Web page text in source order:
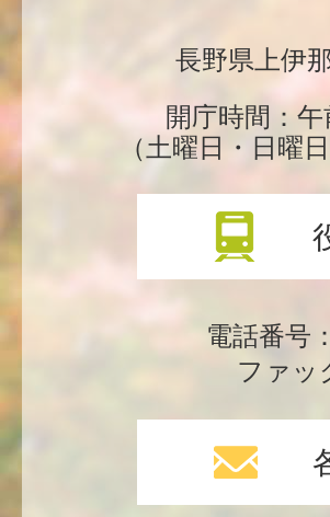
役
場
長野県上伊
開庁時間：
（土曜日・日曜
電話番号
ファ